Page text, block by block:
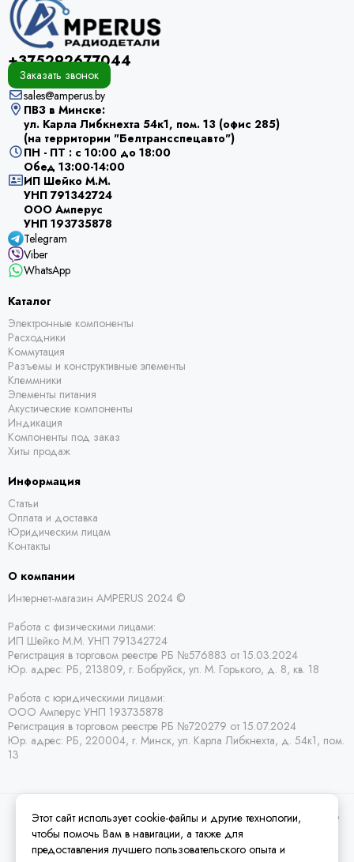
+375292677044
Заказать звонок
sales@amperus.by
ПВЗ в Минске:
ул. Карла Либкнехта 54к1, пом. 13 (офис 285)
(на территории "Белтрансспецавто")
ПН - ПТ : с 10:00 до 18:00
Обед 13:00-14:00
ИП Шейко М.М.
УНП 791342724
ООО Амперус
УНП 193735878
Telegram
Viber
WhatsApp
Каталог
Электронные компоненты
Расходники
Коммутация
Разъемы и конструктивные элементы
Клеммники
Элементы питания
Акустические компоненты
Индикация
Компоненты под заказ
Хиты продаж
Информация
Статьи
Оплата и доставка
Юридическим лицам
Контакты
О компании
Интернет-магазин AMPERUS 2024 ©
Работа с физическими лицами:
ИП Шейко М.М. УНП 791342724
Регистрация в торговом реестре РБ №576883 от 15.03.2024
Юр. адрес: РБ, 213809, г. Бобруйск, ул. М. Горького, д. 8, кв. 18
Работа с юридическими лицами:
ООО Амперус УНП 193735878
Регистрация в торговом реестре РБ №720279 от 15.07.2024
Юр. адрес: РБ, 220004, г. Минск, ул. Карла Либкнехта, д. 54к1, пом.
13
2026 © Amperus Радиодетали Минск | купить в розницу, оптом и почтой по
Беларуси.Карта сайта
Этот сайт использует cookie-файлы и другие технологии,
чтобы помочь Вам в навигации, а также для
предоставления лучшего пользовательского опыта и